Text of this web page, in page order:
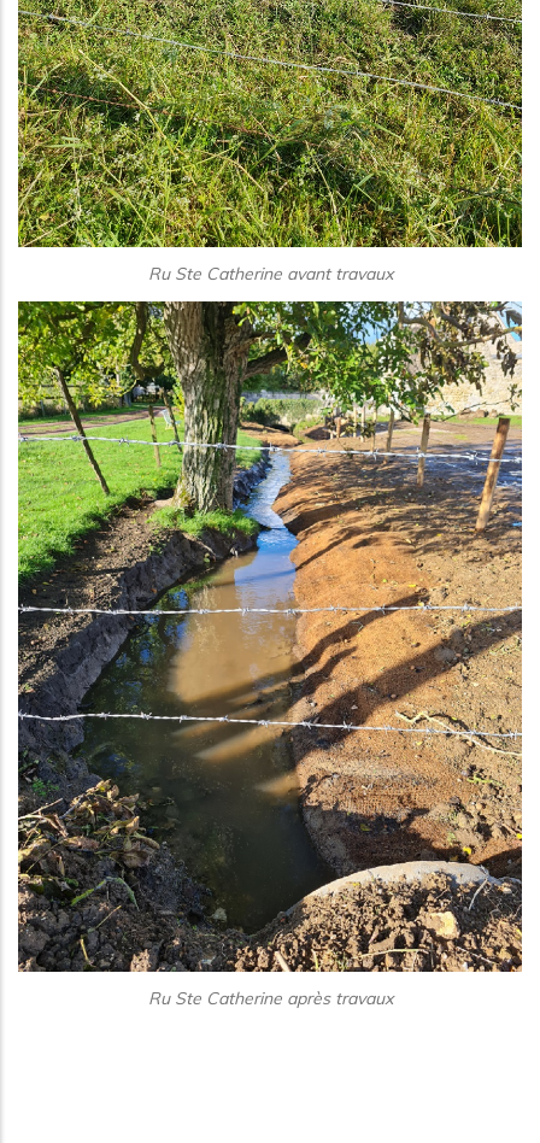
Ru Ste Catherine avant travaux
Ru Ste Catherine après travaux